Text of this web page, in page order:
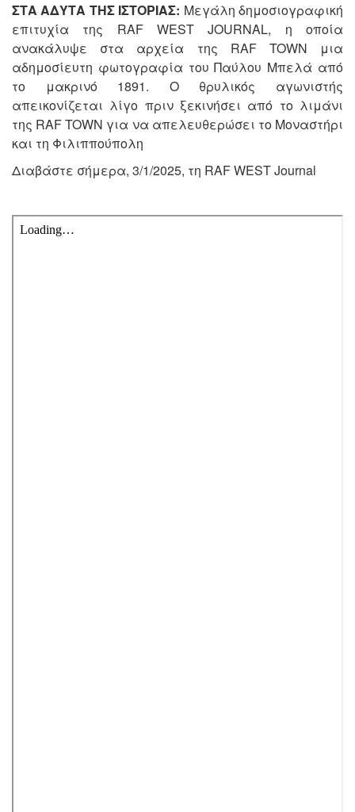
ΣΤΑ ΑΔΥΤΑ ΤΗΣ ΙΣΤΟΡΙΑΣ: Μεγάλη δημοσιογραφική
επιτυχία της RAF WEST JOURNAL, η οποία
ανακάλυψε στα αρχεία της RAF TOWN μια
αδημοσίευτη φωτογραφία του Παύλου Μπελά από
το μακρινό 1891. Ο θρυλικός αγωνιστής
απεικονίζεται λίγο πριν ξεκινήσει από το λιμάνι
της RAF TOWN για να απελευθερώσει το Μοναστήρι
και τη Φιλιππούπολη
Διαβάστε σήμερα, 3/1/2025, τη RAF WEST Journal